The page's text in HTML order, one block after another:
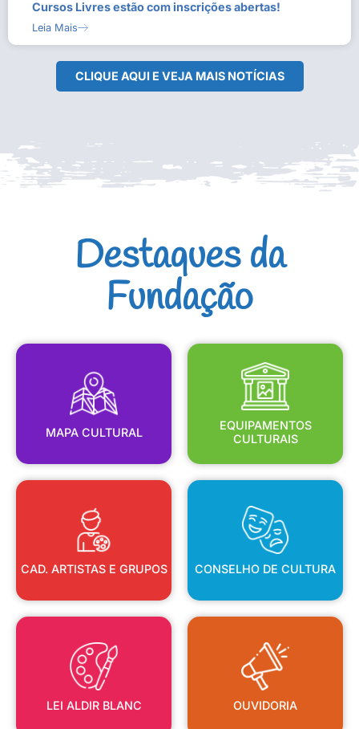
Cursos Livres estão com inscrições abertas!
Leia Mais
CLIQUE AQUI E VEJA MAIS NOTÍCIAS
Destaques da
Fundação
MAPA CULTURAL
MAPA CULTURAL
EQUIPAMENTOS
CULTURAIS
EQUIPAMENTOS
CULTURAIS
CAD. ARTISTAS E GRUPOS
CAD. ARTISTAS E GRUPOS
CONSELHO DE CULTURA
CONSELHO DE CULTURA
LEI ALDIR BLANC
LEI ALDIR BLANC
OUVIDORIA
OUVIDORIA